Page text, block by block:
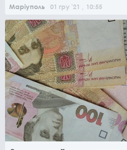
Маріуполь 01 гру '21 , 10:55